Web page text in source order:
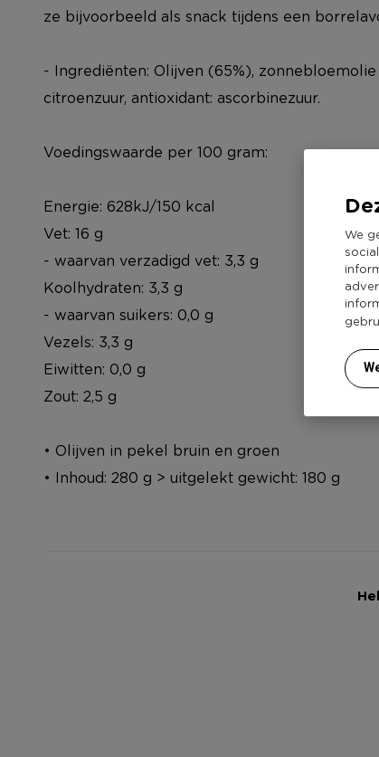
We
ze bijvoorbeeld als snack tijdens een
- Ingrediënten: Olijven (65%),
citroenzuur, antioxidant: ascorbinezuur.
Voedingswaarde per 100 gram:
Energie: 628kJ/150 kcal
Vet: 16 g
- waarvan verzadigd vet: 3,3 g
Koolhydraten: 3,3 g
- waarvan suikers: 0,0 g
Vezels: 3,3 g
Eiwitten: 0,0 g
Zout: 2,5 g
• Olijven in pekel bruin en groen
• Inhoud: 280 g > uitgelekt gewicht: 180 g